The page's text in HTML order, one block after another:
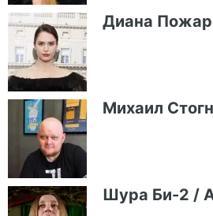
Диана
Михаил
Шура Би-2 /